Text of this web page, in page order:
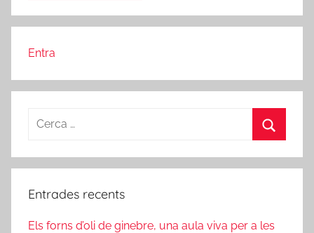
Entra
Cerca:
Entrades recents
Els forns d’oli de ginebre, una aula viva per a les